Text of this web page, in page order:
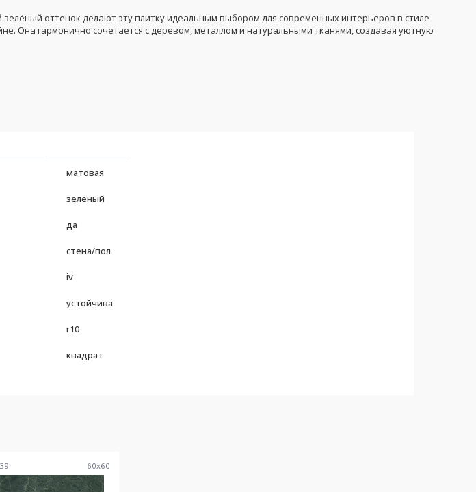
оттенок делают эту плитку идеальным выбором для современных интерьеров в стиле
Она гармонично сочетается с деревом, металлом и натуральными тканями, создавая уютную
матовая
зеленый
да
стена/пол
iv
устойчива
r10
квадрат
60x60